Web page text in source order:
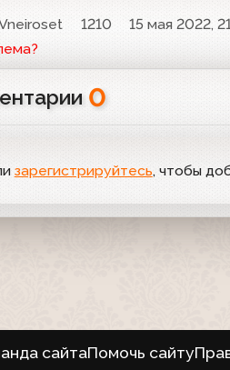
1210
15 мая 2022,
0
зарегистрируйтесь, чтобы
сайтаПомочь сайту